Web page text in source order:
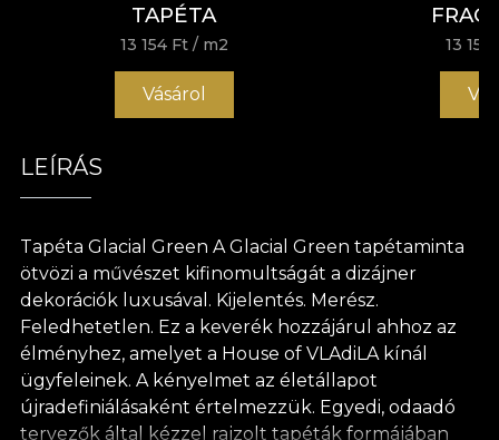
TAPÉTA
13 154 Ft / m2
Vásárol
13 154
LEÍRÁS
Tapéta Glacial Green A Glacial Green tapétaminta
ötvözi a művészet kifinomultságát a dizájner
dekorációk luxusával. Kijelentés. Merész.
Feledhetetlen. Ez a keverék hozzájárul ahhoz az
élményhez, amelyet a House of VLAdiLA kínál
ügyfeleinek. A kényelmet az életállapot
újradefiniálásaként értelmezzük. Egyedi, odaadó
tervezők által kézzel rajzolt tapéták formájában